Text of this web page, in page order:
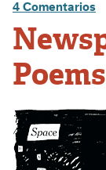
4 Comentarios